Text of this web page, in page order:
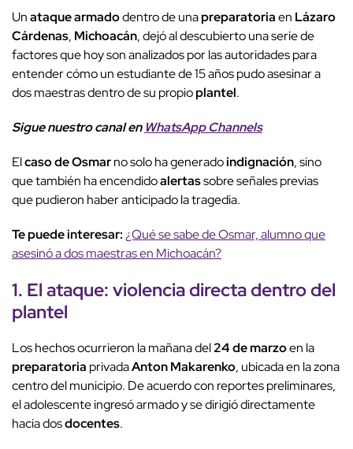
Unataque armadodentro de unapreparatoriaen Lázaro
Cárdenas, Michoacán, dejó al descubierto una serie de
factores que hoy son analizados por las autoridades para
entender cómo un estudiante de 15 años pudo asesinar a
dos maestras dentro de su propioplantel.
Sigue nuestro canal en WhatsApp Channels
Elcaso de Osmarno solo ha generadoindignación, sino
que también ha encendidoalertassobre señales previas
que pudieron haber anticipado la tragedia.
Te puede interesar:¿Qué se sabe de Osmar, alumno que
asesinó a dos maestras en Michoacán?
1. Elataque:violencia directadentro del
plantel
Los hechos ocurrieron la mañana del24 de marzoen la
preparatoria privadaAnton Makarenko, ubicada en la zona
centro del municipio. De acuerdo con reportes preliminares,
el adolescente ingresó armado y se dirigió directamente
hacia dosdocentes.